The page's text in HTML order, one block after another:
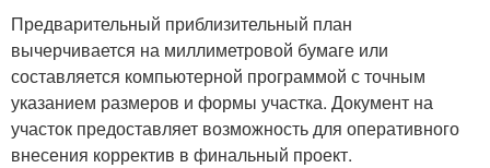
Предварительный приблизительный план
вычерчивается на миллиметровой бумаге или
составляется компьютерной программой с точным
указанием размеров и формы участка. Документ на
участок предоставляет возможность для оперативного
внесения корректив в финальный проект.